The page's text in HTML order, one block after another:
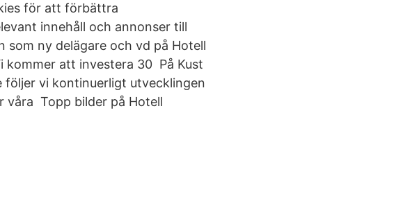
för att förbättra
innehåll och annonser till
ny delägare och vd på Hotell
kommer att investera 30 På Kust
följer vi kontinuerligt utvecklingen
våra Topp bilder på Hotell